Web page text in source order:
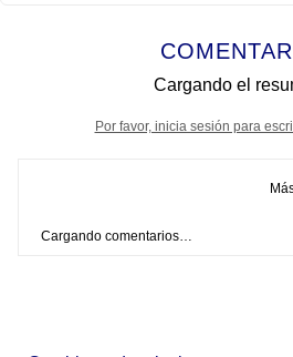
Cargando el
Por favor, inicia sesión para
Cargando comentarios…